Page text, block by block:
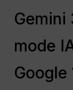
Gemini
mode
Google